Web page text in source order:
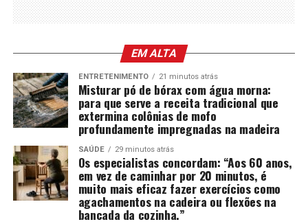
EM ALTA
ENTRETENIMENTO 21 minutos atrás
Misturar pó de bórax com água morna:
para que serve a receita tradicional que
extermina colônias de mofo
profundamente impregnadas na madeira
SAÚDE 29 minutos atrás
Os especialistas concordam: “Aos 60 anos,
em vez de caminhar por 20 minutos, é
muito mais eficaz fazer exercícios como
agachamentos na cadeira ou flexões na
bancada da cozinha.”